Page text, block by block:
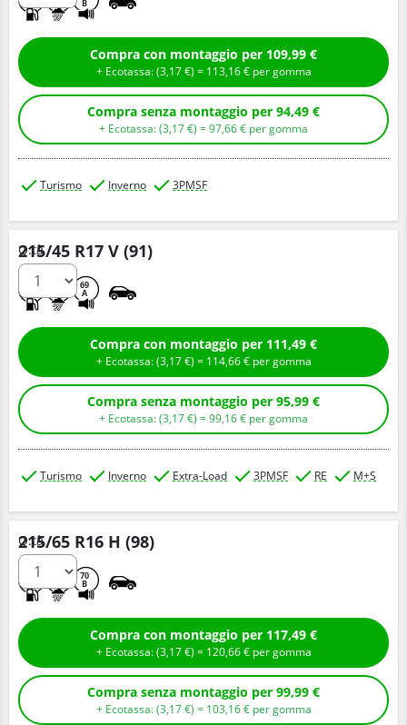
B
Compra con montaggio per 109,99 €
+ Ecotassa: (3,17€ ) = 113,16€ per gomma
Compra senza montaggio per 94,49 €
+ Ecotassa: (3,17€ ) =97,66€ per gomma
Turismo Inverno 3PMSF
215/45 R17 V (91)
69
A
Q.tà
Compra con montaggio per 111,49 €
+ Ecotassa: (3,17€ ) = 114,66€ per gomma
Compra senza montaggio per 95,99 €
+ Ecotassa: (3,17€ ) =99,16€ per gomma
Turismo Inverno Extra-Load 3PMSF RE M+S
215/65 R16 H (98)
70
B
Q.tà
Compra con montaggio per 117,49 €
+ Ecotassa: (3,17€ ) = 120,66€ per gomma
Compra senza montaggio per 99,99 €
+ Ecotassa: (3,17€ ) = 103,16€ per gomma